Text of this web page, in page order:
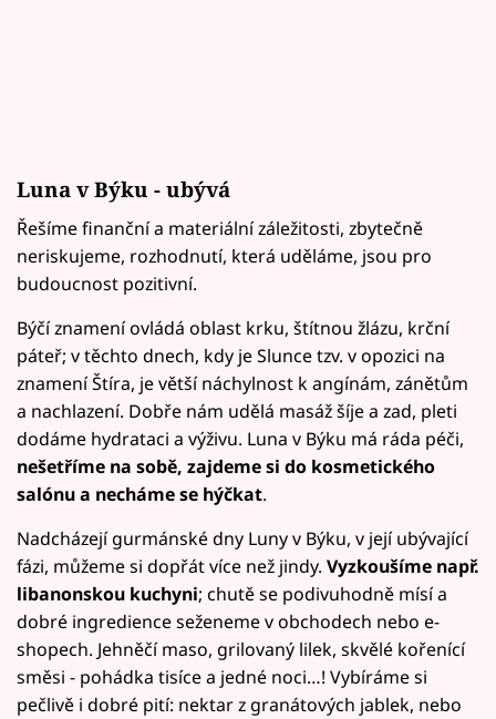
Luna v Býku - ubývá
Řešíme finanční a materiální záležitosti, zbytečně
neriskujeme, rozhodnutí, která uděláme, jsou pro
budoucnost pozitivní.
Býčí znamení ovládá oblast krku, štítnou žlázu, krční
páteř; v těchto dnech, kdy je Slunce tzv. v opozici na
znamení Štíra, je větší náchylnost k angínám, zánětům
a nachlazení. Dobře nám udělá masáž šíje a zad, pleti
dodáme hydrataci a výživu. Luna v Býku má ráda péči,
nešetříme na sobě, zajdeme si do kosmetického
salónu a necháme se hýčkat.
Nadcházejí gurmánské dny Luny v Býku, v její ubývající
fázi, můžeme si dopřát více než jindy. Vyzkoušíme např.
libanonskou kuchyni; chutě se podivuhodně mísí a
dobré ingredience seženeme v obchodech nebo e-
shopech. Jehněčí maso, grilovaný lilek, skvělé kořenící
směsi - pohádka tisíce a jedné noci…! Vybíráme si
pečlivě i dobré pití: nektar z granátových jablek, nebo